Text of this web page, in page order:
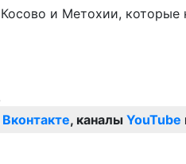
и Метохии, которые
Вконтакте, каналы YouTube